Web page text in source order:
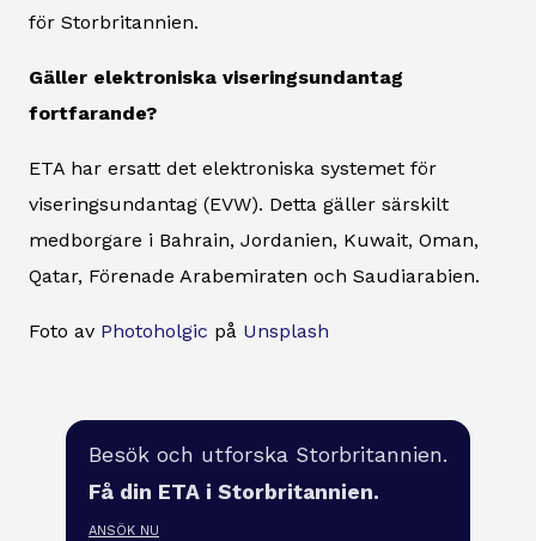
för Storbritannien.
Gäller elektroniska viseringsundantag
fortfarande?
ETA har ersatt det elektroniska systemet för
viseringsundantag (EVW). Detta gäller särskilt
medborgare i Bahrain, Jordanien, Kuwait, Oman,
Qatar, Förenade Arabemiraten och Saudiarabien.
Foto av Photoholgic på Unsplash
Besök och utforska Storbritannien.
Få din ETA i Storbritannien.
ANSÖK NU